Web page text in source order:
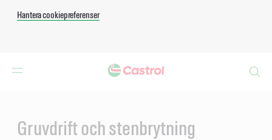
Hantera cookiepreferenser
Gruvdrift och stenbrytning